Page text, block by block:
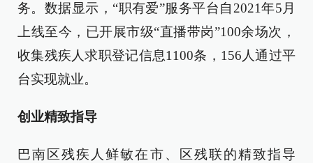
务。数据显示，“职有爱”服务平台自2021年5月
上线至今，已开展市级“直播带岗”100余场次，
收集残疾人求职登记信息1100条，156人通过平
台实现就业。
创业精致指导
巴南区残疾人鲜敏在市、区残联的精致指导